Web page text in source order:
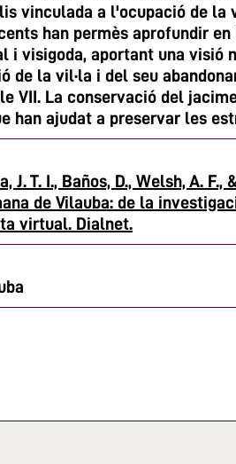
vinculada a l'ocupació de la
han permès aprofundir
i visigoda, aportant una visió
de la vil·la i del seu
VII. La conservació del
han ajudat a preservar les
J. T. I., Baños, D., Welsh, A. F.,
de Vilauba: de la
virtual. Dialnet.